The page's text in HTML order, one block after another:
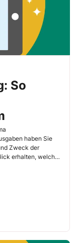
So
haben Sie
Zweck der
erhalten, welche
beginnt und wie